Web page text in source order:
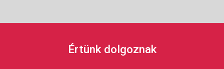
Értünk dolgoznak